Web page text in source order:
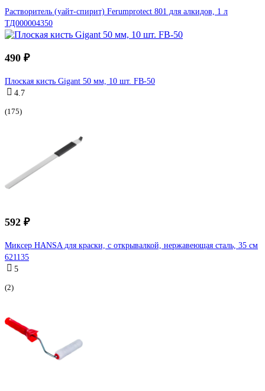
Растворитель (уайт-спирит) Ferumprotect 801 для алкидов, 1 л
ТД000004350
490 ₽
Плоская кисть Gigant 50 мм, 10 шт. FB-50
4.7
(175)
592 ₽
Миксер HANSA для краски, с открывалкой, нержавеющая сталь, 35 см
621135
5
(2)